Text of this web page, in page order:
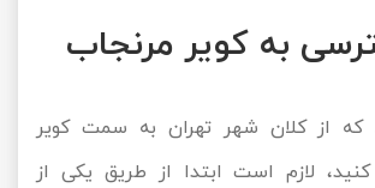
به کویر مرنجاب
که از کلان شهر تهران به سمت کویر
لازم است ابتدا از طریق یکی از